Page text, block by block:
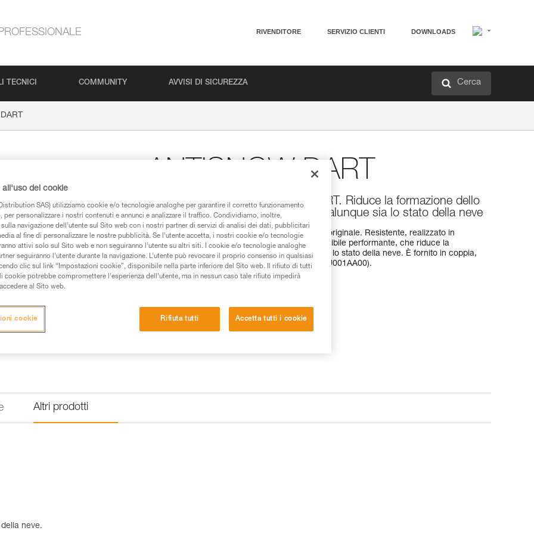
RIVENDITORE SERVIZIO CLIENTI DOWNLOADS
TECNICI COMMUNITY AVVISI DI SICUREZZA Cerca
ANTISNOW DART
Sistema adattabile sui ramponi DART. Riduce la formazione dello
zoccolo di neve sotto i ramponi, qualunque sia lo stato della neve
ANTISNOW DART beneficia di una costruzione originale. Resistente, realizzato in
polimero, si tratta di un sistema antizoccolo flessibile performante, che riduce la
formazione dello zoccolo di neve, qualunque sia lo stato della neve. È fornito in coppia,
per l’installazione su un paio di ramponi DART (U001AA00).
Altri prodotti
neve.
all'uso dei cookie
SAS) utilizziamo cookie e/o tecnologie analoghe per garantire il corretto funzionamento
per personalizzare i nostri contenuti e annunci e analizzare il traffico. Condividiamo, inoltre,
navigazione dell’utente sul Sito web con i nostri partner di servizi di analisi dei dati, pubblicitari
al fine di personalizzare le nostre pubblicità. Se l’utente accetta, i nostri cookie e/o tecnologie
attivi solo sul Sito web e non seguiranno l’utente su altri siti. I cookie e/o tecnologie analoghe
seguiranno l’utente durante la navigazione. L’utente può revocare il proprio consenso in qualsiasi
clic sul link “Impostazioni cookie”, disponibile nella parte inferiore del Sito web. Il rifiuto di tutti
cookie potrebbe compromettere l’esperienza dell’utente, ma in nessun caso tale rifiuto impedirà
al Sito web.
Rifiuta tutti Accetta tutti i cookie
cookie